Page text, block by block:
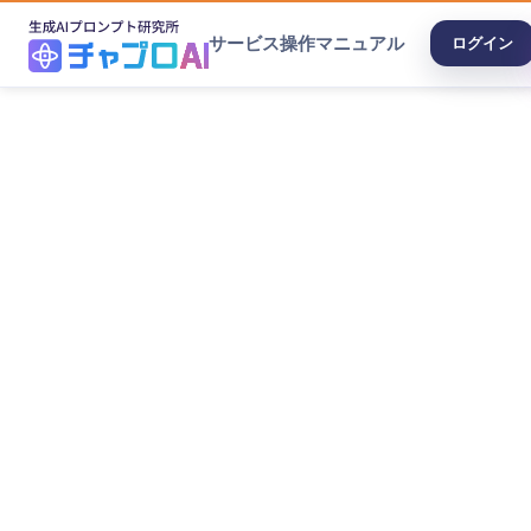
サービス操作マニュアル ログイン